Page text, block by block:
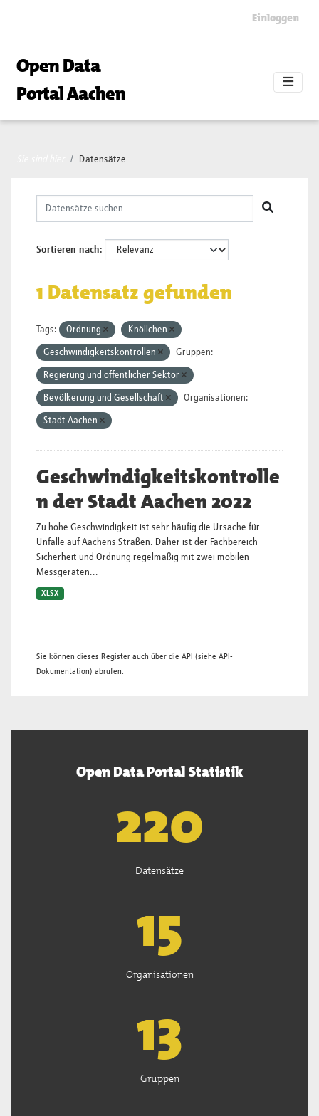
Einloggen
Open Data
Portal Aachen
Datensätze
Sortieren nach
1 Datensatz gefunden
Tags: Ordnung Knöllchen
Geschwindigkeitskontrollen Gruppen:
Regierung und öffentlicher Sektor
Bevölkerung und Gesellschaft Organisationen:
Stadt Aachen
Geschwindigkeitskontrolle
n der Stadt Aachen 2022
Zu hohe Geschwindigkeit ist sehr häufig die Ursache für
Unfälle auf Aachens Straßen. Daher ist der Fachbereich
Sicherheit und Ordnung regelmäßig mit zwei mobilen
Messgeräten...
XLSX
Sie können dieses Register auch über die API (siehe API-
Dokumentation) abrufen.
Open Data Portal Statistik
221
Datensätze
15
Organisationen
13
Gruppen